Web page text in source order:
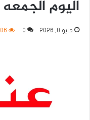
اليوم الجمعه 8مايو 2025م
مايو 8, 2026 0
86